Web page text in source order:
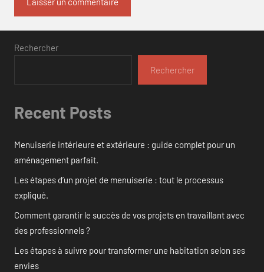
Rechercher
Rechercher
Recent Posts
Menuiserie intérieure et extérieure : guide complet pour un
aménagement parfait.
Les étapes d’un projet de menuiserie : tout le processus
expliqué.
Comment garantir le succès de vos projets en travaillant avec
des professionnels ?
Les étapes à suivre pour transformer une habitation selon ses
envies